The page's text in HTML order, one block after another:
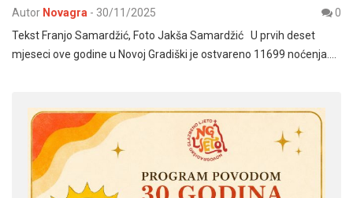
Autor Novagra - 30/11/2025
0
Tekst Franjo Samardžić, Foto Jakša Samardžić U prvih deset
mjeseci ove godine u Novoj Gradiški je ostvareno 11699 noćenja.…